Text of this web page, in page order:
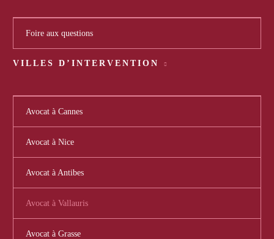
Foire aux questions
VILLES D’INTERVENTION
Avocat à Cannes
Avocat à Nice
Avocat à Antibes
Avocat à Vallauris
Avocat à Grasse